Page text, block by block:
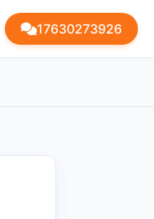
17630273926